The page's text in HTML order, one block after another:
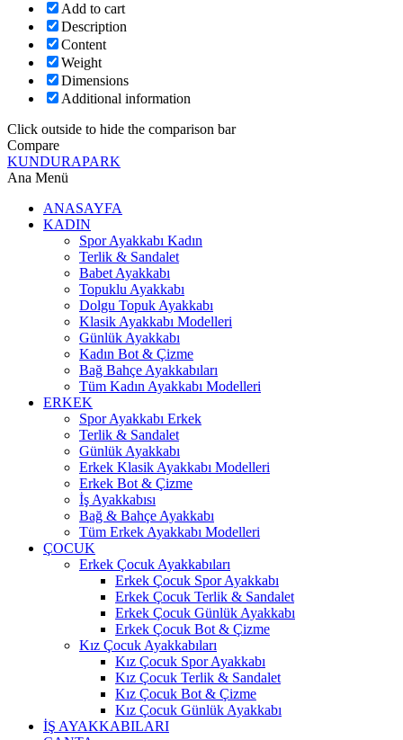
Add to cart
Description
Content
Weight
Dimensions
Additional information
Click outside to hide the comparison bar
Compare
KUNDURAPARK
Ana Menü
ANASAYFA
KADIN
Spor Ayakkabı Kadın
Terlik & Sandalet
Babet Ayakkabı
Topuklu Ayakkabı
Dolgu Topuk Ayakkabı
Klasik Ayakkabı Modelleri
Günlük Ayakkabı
Kadın Bot & Çizme
Bağ Bahçe Ayakkabıları
Tüm Kadın Ayakkabı Modelleri
ERKEK
Spor Ayakkabı Erkek
Terlik & Sandalet
Günlük Ayakkabı
Erkek Klasik Ayakkabı Modelleri
Erkek Bot & Çizme
İş Ayakkabısı
Bağ & Bahçe Ayakkabı
Tüm Erkek Ayakkabı Modelleri
ÇOCUK
Erkek Çocuk Ayakkabıları
Erkek Çocuk Spor Ayakkabı
Erkek Çocuk Terlik & Sandalet
Erkek Çocuk Günlük Ayakkabı
Erkek Çocuk Bot & Çizme
Kız Çocuk Ayakkabıları
Kız Çocuk Spor Ayakkabı
Kız Çocuk Terlik & Sandalet
Kız Çocuk Bot & Çizme
Kız Çocuk Günlük Ayakkabı
İŞ AYAKKABILARI